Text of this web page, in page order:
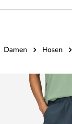
Damen Hosen